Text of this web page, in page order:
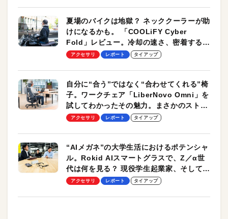
夏場のバイクは地獄？ ネッククーラーが助
けになるかも。 「COOLiFY Cyber
Fold」レビュー。冷却の速さ、密着する冷
却プレート、シンプルな操作性がグッド！
アクセサリ レポート タイアップ
自分に“合う”ではなく“合わせてくれる”椅
子。ワークチェア「LiberNovo Omni」を
試してわかったその魅力。まさかのストレ
ッチ機能も搭載
アクセサリ レポート タイアップ
“AIメガネ”の大学生活におけるポテンシャ
ル。Rokid AIスマートグラスで、Z／α世
代は何を見る？ 現役学生起業家、そして教
授による体験会レポート【PR】
アクセサリ レポート タイアップ